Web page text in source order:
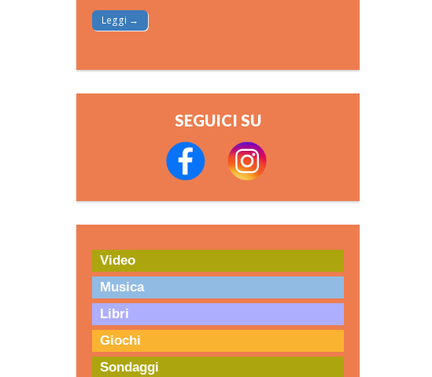
Leggi →
SEGUICI SU
Video
Musica
Libri
Giochi
Sondaggi